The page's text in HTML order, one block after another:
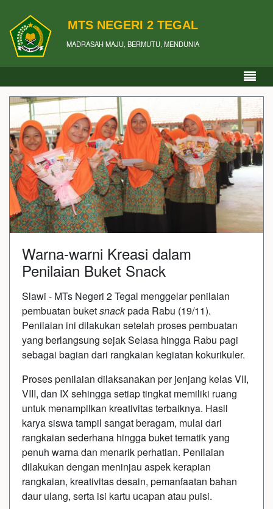
MTS NEGERI 2 TEGAL
MADRASAH MAJU, BERMUTU, MENDUNIA
Warna-warni Kreasi dalam
Penilaian Buket Snack
Slawi - MTs Negeri 2 Tegal menggelar penilaian
pembuatan buketsnackpada Rabu (19/11).
Penilaian ini dilakukan setelah proses pembuatan
yang berlangsung sejak Selasa hingga Rabu pagi
sebagai bagian dari rangkaian kegiatan kokurikuler.
Proses penilaian dilaksanakan per jenjang kelas VII,
VIII, dan IX sehingga setiap tingkat memiliki ruang
untuk menampilkan kreativitas terbaiknya. Hasil
karya siswa tampil sangat beragam, mulai dari
rangkaian sederhana hingga buket tematik yang
penuh warna dan menarik perhatian. Penilaian
dilakukan dengan meninjau aspek kerapian
rangkaian, kreativitas desain, pemanfaatan bahan
daur ulang, serta isi kartu ucapan atau puisi.